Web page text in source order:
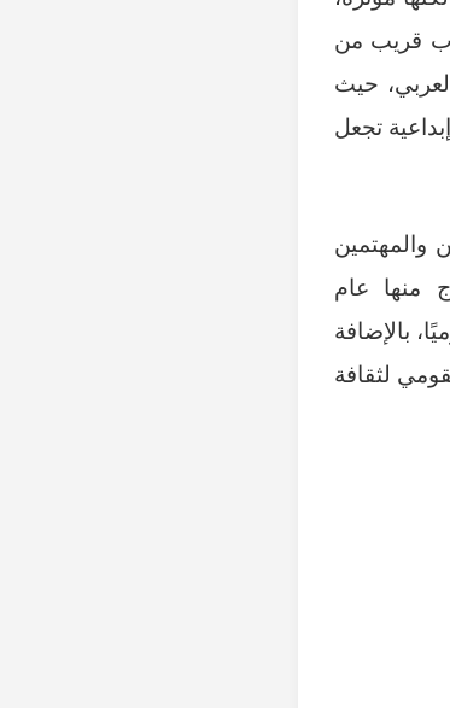
قريب من
حيث
تجعل
والمهتمين
منها عام
بالإضافة
لثقافة